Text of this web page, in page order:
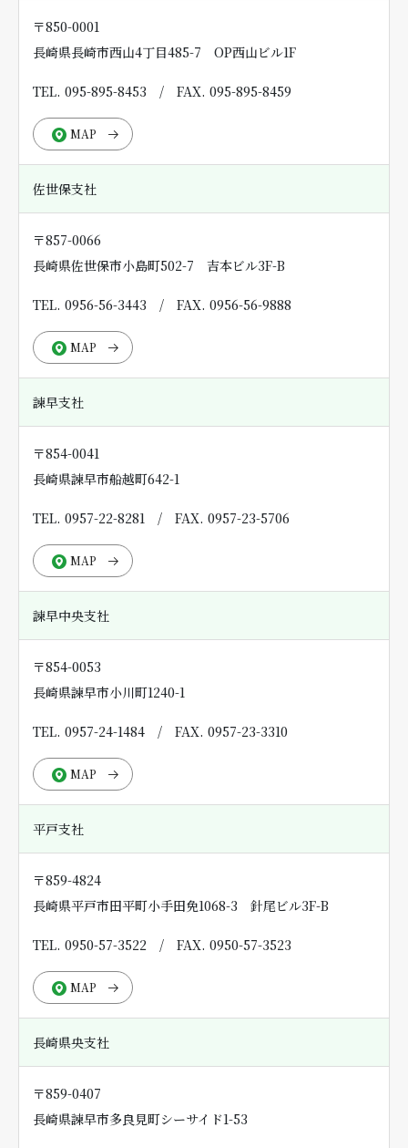
〒850-0001
長崎県長崎市西山4丁目485-7 OP西山ビル1F
TEL. 095-895-8453 / FAX. 095-895-8459
MAP
佐世保支社
〒857-0066
長崎県佐世保市小島町502-7 吉本ビル3F-B
TEL. 0956-56-3443 / FAX. 0956-56-9888
MAP
諫早支社
〒854-0041
長崎県諫早市船越町642-1
TEL. 0957-22-8281 / FAX. 0957-23-5706
MAP
諫早中央支社
〒854-0053
長崎県諫早市小川町1240-1
TEL. 0957-24-1484 / FAX. 0957-23-3310
MAP
平戸支社
〒859-4824
長崎県平戸市田平町小手田免1068-3 針尾ビル3F-B
TEL. 0950-57-3522 / FAX. 0950-57-3523
MAP
長崎県央支社
〒859-0407
長崎県諫早市多良見町シーサイド1-53